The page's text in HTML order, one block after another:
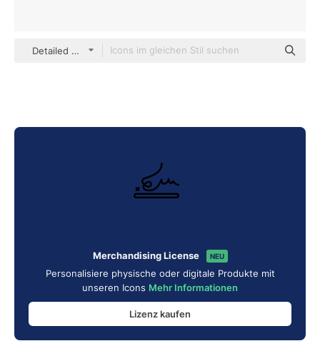
Detailed Mixed Lineal
Merchandising License NEU
Personalisiere physische oder digitale Produkte mit
unseren Icons Mehr Informationen
Lizenz kaufen